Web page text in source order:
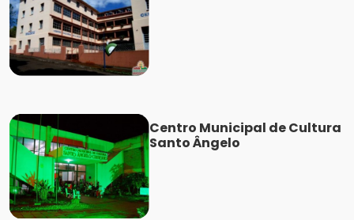
Centro Municipal de Cultura
Santo Ângelo